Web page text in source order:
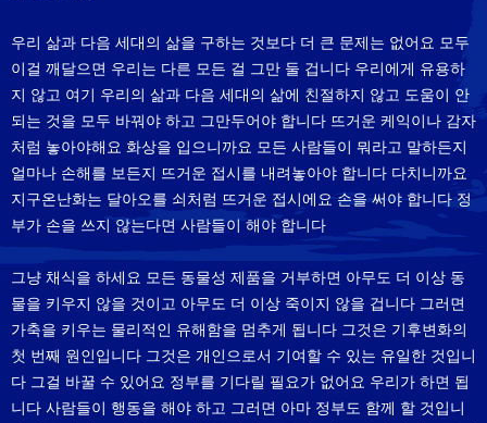
우리 삶과 다음 세대의 삶을 구하는 것보다 더 큰 문제는 없어요 모두
이걸 깨달으면 우리는 다른 모든 걸 그만 둘 겁니다 우리에게 유용하
지 않고 여기 우리의 삶과 다음 세대의 삶에 친절하지 않고 도움이 안
되는 것을 모두 바꿔야 하고 그만두어야 합니다 뜨거운 케익이나 감자
처럼 놓아야해요 화상을 입으니까요 모든 사람들이 뭐라고 말하든지
얼마나 손해를 보든지 뜨거운 접시를 내려놓아야 합니다 다치니까요
지구온난화는 달아오를 쇠처럼 뜨거운 접시에요 손을 써야 합니다 정
부가 손을 쓰지 않는다면 사람들이 해야 합니다
그냥 채식을 하세요 모든 동물성 제품을 거부하면 아무도 더 이상 동
물을 키우지 않을 것이고 아무도 더 이상 죽이지 않을 겁니다 그러면
가축을 키우는 물리적인 유해함을 멈추게 됩니다 그것은 기후변화의
첫 번째 원인입니다 그것은 개인으로서 기여할 수 있는 유일한 것입니
다 그걸 바꿀 수 있어요 정부를 기다릴 필요가 없어요 우리가 하면 됩
니다 사람들이 행동을 해야 하고 그러면 아마 정부도 함께 할 것입니